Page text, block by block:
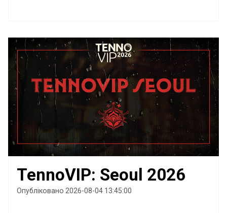
TennoVIP: Seoul 2026
Опубліковано 2026-08-04 13:45:00